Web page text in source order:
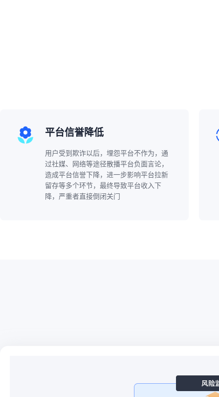
平台信誉降低
用户受到欺诈以后，埋怨平台不作为，通
过社媒、网络等途径散播平台负面言论，
造成平台信誉下降，进一步影响平台拉新
留存等多个环节，最终导致平台收入下
降，严重者直接倒闭关门